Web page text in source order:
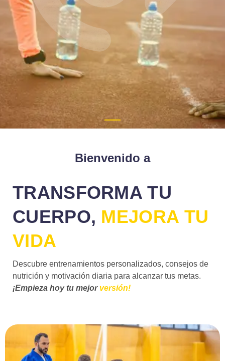
Bienvenido a
TRANSFORMA TU
CUERPO, MEJORA TU
VIDA
Descubre entrenamientos personalizados, consejos de
nutrición y motivación diaria para alcanzar tus metas.
¡Empieza hoy tu mejor versión!